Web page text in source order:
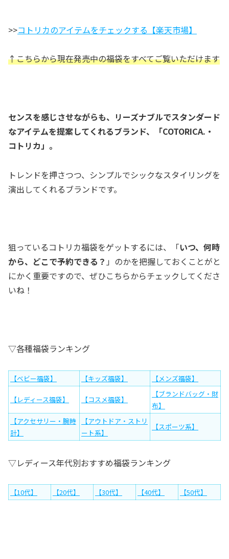
>>コトリカのアイテムをチェックする【楽天市場】
↑こちらから現在発売中の福袋をすべてご覧いただけます
センスを感じさせながらも、リーズナブルでスタンダード
なアイテムを提案してくれるブランド、「COTORICA.・
コトリカ」。
トレンドを押さつつ、シンプルでシックなスタイリングを
演出してくれるブランドです。
狙っているコトリカ福袋をゲットするには、「いつ、何時
から、どこで予約できる？ 」のかを把握しておくことがと
にかく重要ですので、ぜひこちらからチェックしてくださ
いね！
▽各種福袋ランキング
【ベビー福袋】 【キッズ福袋】 【メンズ福袋】
【レディース福袋】 【コスメ福袋】
【ブランドバッグ・財
布】
【アクセサリー・腕時
計】
【アウトドア・ストリ
ート系】
【スポーツ系】
▽レディース年代別おすすめ福袋ランキング
【10代】 【20代】 【30代】 【40代】 【50代】